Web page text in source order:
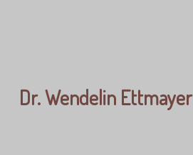
Dr. Wendelin Ettmayer